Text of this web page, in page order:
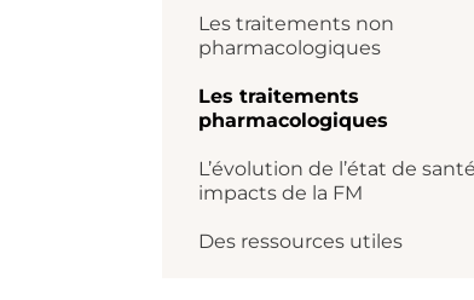
Les traitements non
pharmacologiques
Les traitements
pharmacologiques
L’évolution de l’état de
impacts de la FM
Des ressources utiles